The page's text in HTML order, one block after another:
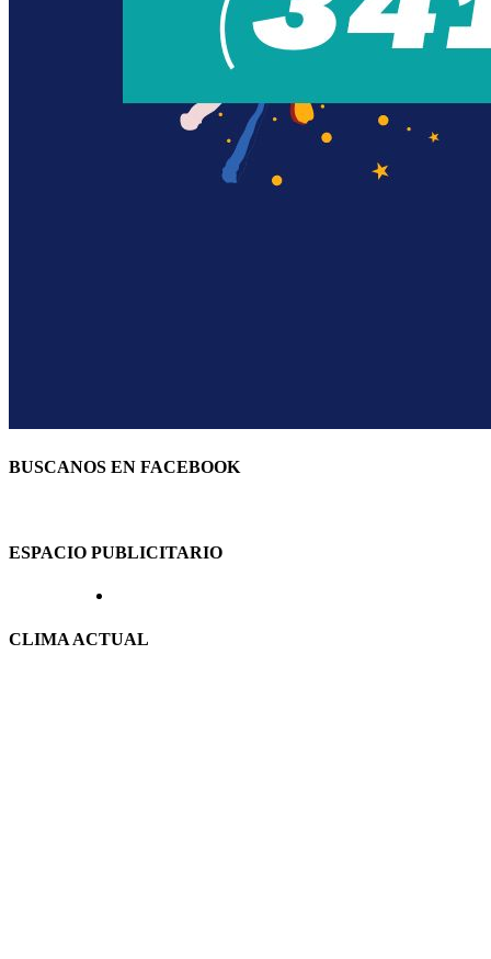
BUSCANOS EN FACEBOOK
ESPACIO PUBLICITARIO
CLIMA ACTUAL